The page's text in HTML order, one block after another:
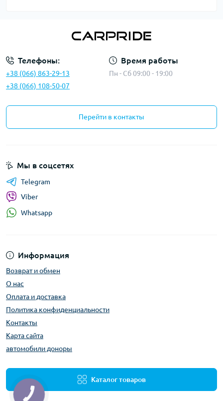
Телефоны:
+38 (066) 863-29-13
+38 (066) 108-50-07
Время работы
Пн - Сб 09:00 - 19:00
Перейти в контакты
Информация
Возврат и обмен
О нас
Оплата и доставка
Политика конфиденциальности
Контакты
Карта сайта
автомобили доноры
Каталог товаров
Мы в соцсетях
Telegram
Viber
Whatsapp
КНОПКА
ЗВ'ЯЗКУ